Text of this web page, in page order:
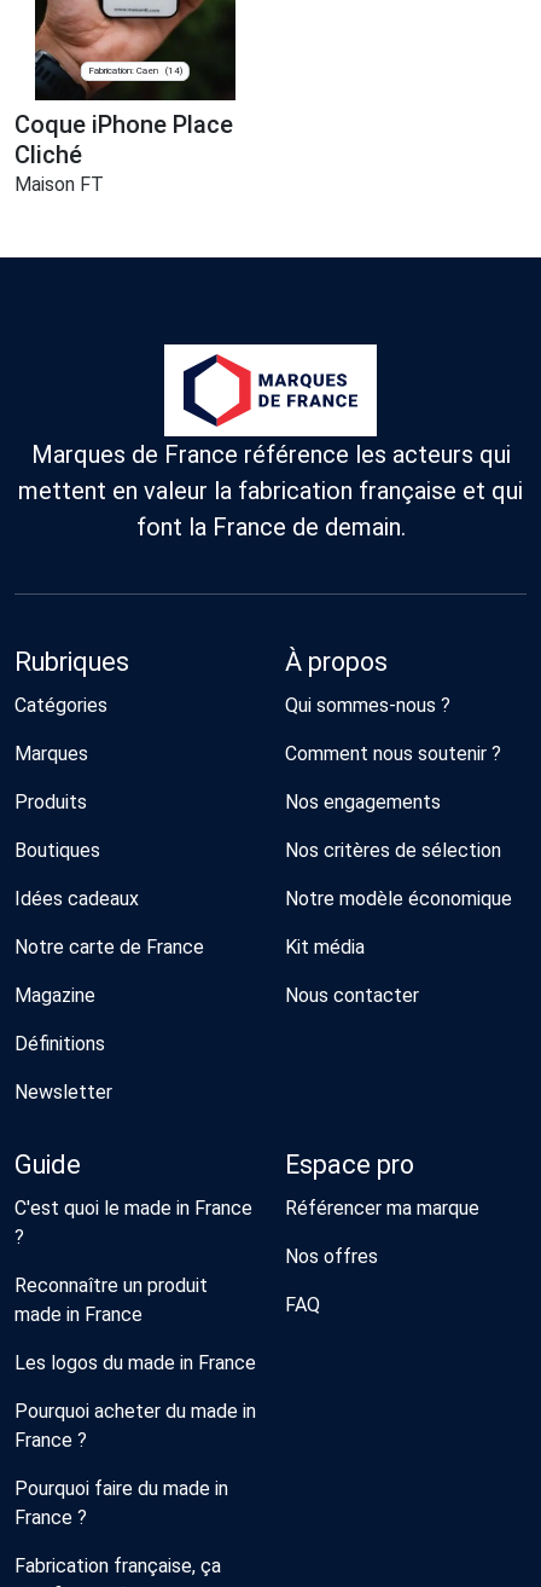
Fabrication: Caen (14)
Coque iPhone Place
Cliché
Maison FT
Marques de France référence les acteurs qui
mettent en valeur la fabrication française et qui
font la France de demain.
Rubriques
Catégories
Marques
Produits
Boutiques
Idées cadeaux
Notre carte de France
Magazine
Définitions
Newsletter
À propos
Qui sommes-nous ?
Comment nous soutenir ?
Nos engagements
Nos critères de sélection
Notre modèle économique
Kit média
Nous contacter
Guide
C'est quoi le made in France
?
Reconnaître un produit
made in France
Les logos du made in France
Pourquoi acheter du made in
France ?
Pourquoi faire du made in
France ?
Fabrication française, ça
Espace pro
Référencer ma marque
Nos offres
FAQ